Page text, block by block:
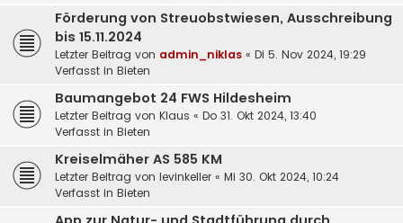
Förderung von Streuobstwiesen, Ausschreibung
bis 15.11.2024
Letzter Beitrag von admin_niklas « Di 5. Nov 2024, 19:29
Verfasst in Bieten
Baumangebot 24 FWS Hildesheim
Letzter Beitrag von Klaus « Do 31. Okt 2024, 13:40
Verfasst in Bieten
Kreiselmäher AS 585 KM
Letzter Beitrag von levinkeller « Mi 30. Okt 2024, 10:24
Verfasst in Bieten